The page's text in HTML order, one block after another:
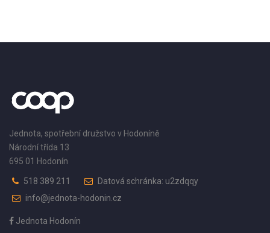
Jednota, spotřební družstvo v Hodoníně
Národní třída 13
695 01 Hodonín
518 389 211
Datová schránka: u2zdqqy
info@jednota-hodonin.cz
Jednota Hodonín